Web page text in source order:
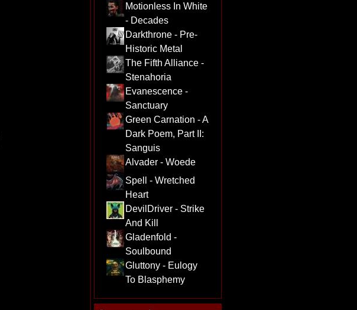
Motionless In White
- Decades
Darkthrone - Pre-
Historic Metal
The Fifth Alliance -
Stenahoria
Evanescence -
Sanctuary
Green Carnation - A
Dark Poem, Part II:
Sanguis
Alvader - Woede
Spell - Wretched
Heart
DevilDriver - Strike
And Kill
Gladenfold -
Soulbound
Gluttony - Eulogy
To Blasphemy